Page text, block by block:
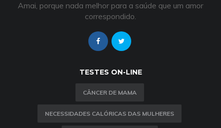
Amai, porque nada melhor para a saúde que um amor
correspondido.
TESTES ON-LINE
CÂNCER DE MAMA
NECESSIDADES CALÓRICAS DAS MULHERES